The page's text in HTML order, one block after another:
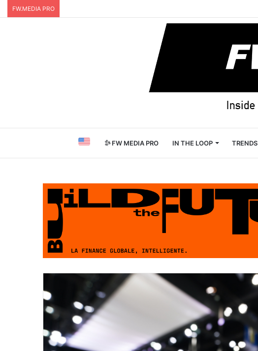
FW.MEDIA PRO
FW MEDIA PRO IN THE LOOP TRENDS